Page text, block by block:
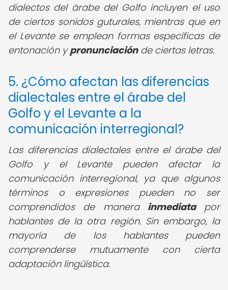
dialectos del árabe del Golfo incluyen el uso
de ciertos sonidos guturales, mientras que en
el Levante se emplean formas específicas de
entonación ypronunciaciónde ciertas letras.
5. ¿Cómo afectan las diferencias
dialectales entre el árabe del
Golfo y el Levante a la
comunicación interregional?
Las diferencias dialectales entre el árabe del
Golfo y el Levante pueden afectar la
comunicación interregional, ya que algunos
términos o expresiones pueden no ser
comprendidos de manera inmediatapor
hablantes de la otra región. Sin embargo, la
mayoría de los hablantes pueden
comprenderse mutuamente con cierta
adaptación lingüística.